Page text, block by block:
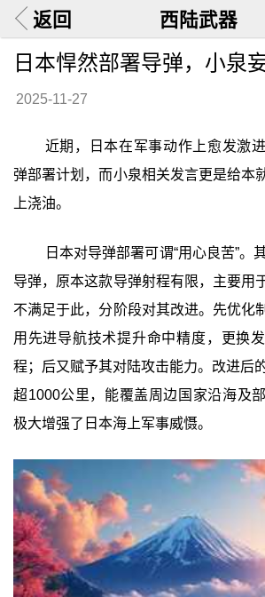
返回 西陆武器
日本悍然部署导弹，小泉
2025-11-27
近期，日本在军事动作上愈发激
弹部署计划，而小泉相关发言更是给本
上浇油。
日本对导弹部署可谓“用心良苦”。
导弹，原本这款导弹射程有限，主要用
不满足于此，分阶段对其改进。先优化
用先进导航技术提升命中精度，更换
程；后又赋予其对陆攻击能力。改进后
超1000公里，能覆盖周边国家沿海及
极大增强了日本海上军事威慑。